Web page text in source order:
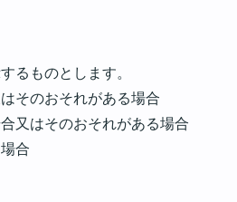
るものとします。
そのおそれがある場合
又はそのおそれがある場合
合